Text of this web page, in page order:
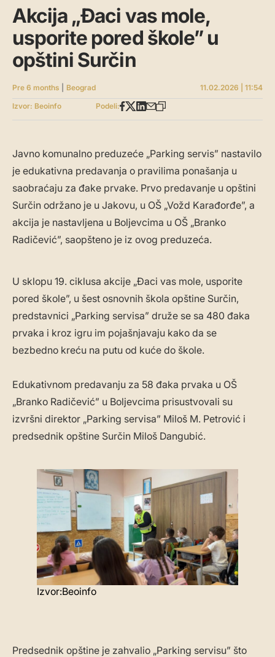
Akcija „Đaci vas mole,
usporite pored škole” u
opštini Surčin
Pre 6 months Beograd
11.02.2026 | 11:54
Izvor: Beoinfo
Podeli:
Javno komunalno preduzeće „Parking servis” nastavilo
je edukativna predavanja o pravilima ponašanja u
saobraćaju za đake prvake. Prvo predavanje u opštini
Surčin održano je u Jakovu, u OŠ „Vožd Karađorđe”, a
akcija je nastavljena u Boljevcima u OŠ „Branko
Radičević”, saopšteno je iz ovog preduzeća.
U sklopu 19. ciklusa akcije „Đaci vas mole, usporite
pored škole”, u šest osnovnih škola opštine Surčin,
predstavnici „Parking servisa” druže se sa 480 đaka
prvaka i kroz igru im pojašnjavaju kako da se
bezbedno kreću na putu od kuće do škole.
Edukativnom predavanju za 58 đaka prvaka u OŠ
„Branko Radičević” u Boljevcima prisustvovali su
izvršni direktor „Parking servisa” Miloš M. Petrović i
predsednik opštine Surčin Miloš Dangubić.
Izvor:Beoinfo
Predsednik opštine je zahvalio „Parking servisu” što